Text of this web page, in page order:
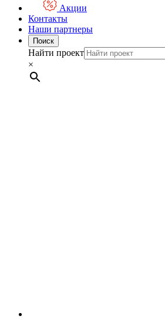
Акции
Контакты
Наши партнеры
Поиск
Найти проект
×